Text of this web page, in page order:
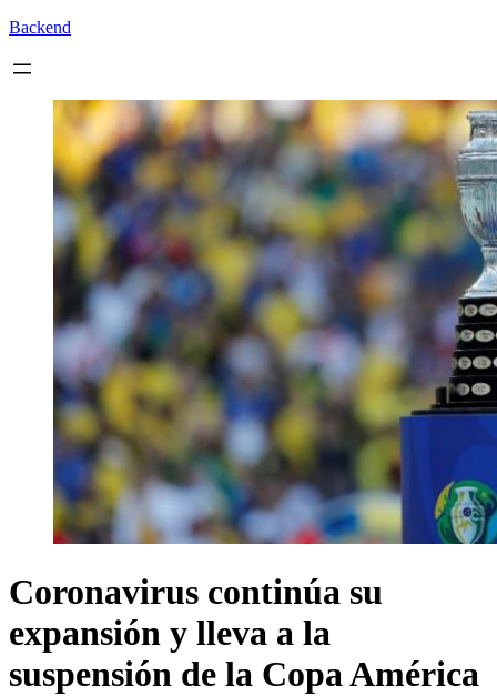
Backend
Coronavirus continúa su
expansión y lleva a la
suspensión de la Copa América